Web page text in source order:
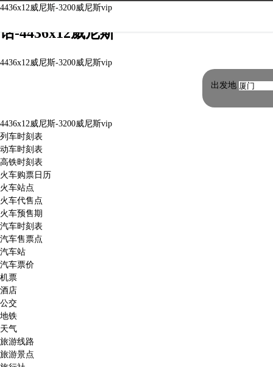
湖南安仁便民代售点|安仁便民代售点电
话-4436x12威尼斯
4436x12威尼斯-3200威尼斯vip
4436x12威尼斯-3200威尼斯vip
出发地
4436x12威尼斯-3200威尼斯vip
列车时刻表
动车时刻表
高铁时刻表
火车购票日历
火车站点
火车代售点
火车预售期
汽车时刻表
汽车售票点
汽车站
汽车票价
机票
酒店
公交
地铁
天气
旅游线路
旅游景点